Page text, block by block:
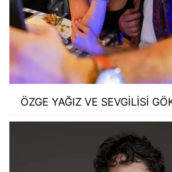
ÖZGE YAĞIZ VE SEVGİLİSİ